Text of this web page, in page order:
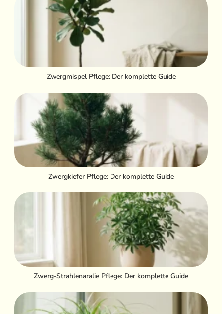
Zwergmispel Pflege: Der komplette Guide
Zwergkiefer Pflege: Der komplette Guide
Zwerg-Strahlenaralie Pflege: Der komplette Guide